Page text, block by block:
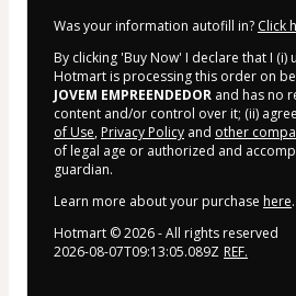
Was your information autofill in? Click
By clicking 'Buy Now' I declare that I
Hotmart is processing this order on
JOVEM EMPREENDEDOR and has no
content and/or control over it; (ii)
of Use, Privacy Policy and other
of legal age or authorized and
guardian.
Learn more about your purchase here.
Hotmart ©2026- All rights reserved
2026-08-07T09:13:05.089Z REF.